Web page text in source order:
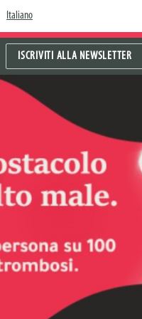
Italiano
ISCRIVITI ALLA NEWSLETTER